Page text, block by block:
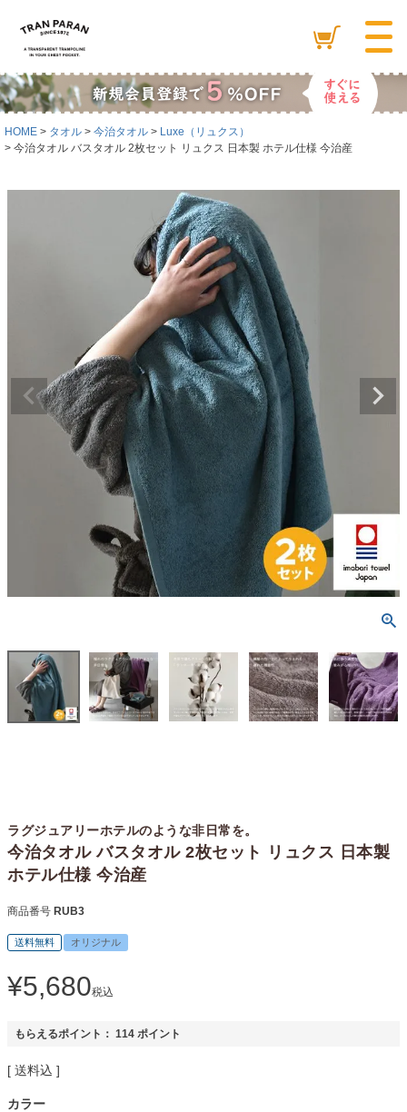
HOME タオル 今治タオル
Luxe（リュクス）
今治タオル バスタオル 2枚セット リュクス 日本製 ホテル仕様 今治産
ラグジュアリーホテルのような非日常を。
今治タオル バスタオル 2枚セット リュクス 日本製
ホテル仕様 今治産
商品番号 RUB3
送料無料 オリジナル
¥5,680税込
もらえるポイント： 114 ポイント
送料込
カラー